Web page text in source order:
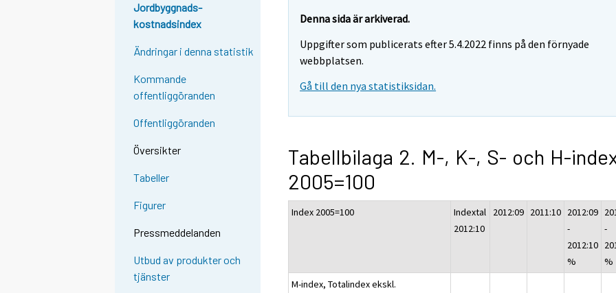
Jordbyggnads-
kostnadsindex
Ändringar i denna statistik
Kommande
offentliggöranden
Offentliggöranden
Översikter
Tabeller
Figurer
Pressmeddelanden
Utbud av produkter och
tjänster
Denna sida är arkiverad.
Uppgifter som publicerats efter 5.4.2022 finns på den förnyade
webbplatsen.
Gå till den nya statistiksidan.
Tabellbilaga 2. M-, K-, S- och H-
2005=100
Index 2005=100
Indextal
2012:10
2012:09 2011:10 2012:09
-
2012:10
%
-
%
M-index, Totalindex ekskl.